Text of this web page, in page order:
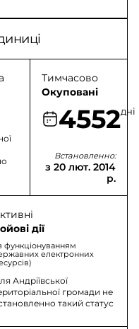
Тимчасово
Окуповані
4552дні
Встановленно:
з 20 лют. 2014
р.
дії
функціонуванням
електронних
Андріївської
громади не
такий статус